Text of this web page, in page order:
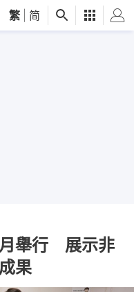
繁 简
月舉行 展示非
果